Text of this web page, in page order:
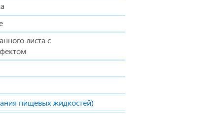
листа с
пищевых жидкостей)